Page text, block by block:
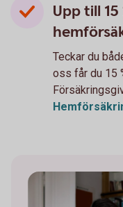
Upp till
Teckar du
oss får du 15